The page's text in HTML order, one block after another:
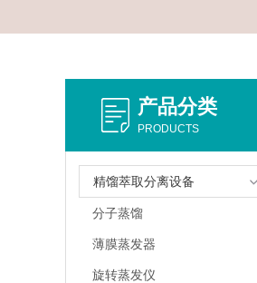
产品分类
PRODUCTS
精馏萃取分离设备
分子蒸馏
薄膜蒸发器
旋转蒸发仪